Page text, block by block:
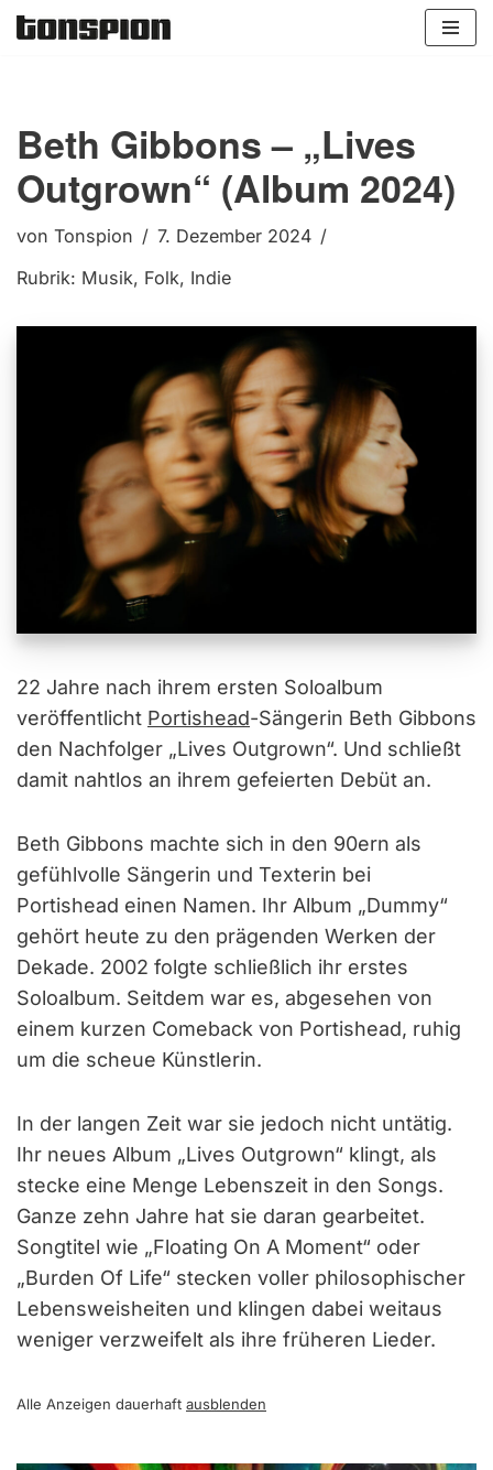
Beth Gibbons – „Lives
Outgrown“ (Album 2024)
von Tonspion
7. Dezember 2024
Rubrik: Musik, Folk, Indie
22 Jahre nach ihrem ersten Soloalbum
veröffentlicht Portishead-Sängerin Beth Gibbons
den Nachfolger „Lives Outgrown“. Und schließt
damit nahtlos an ihrem gefeierten Debüt an.
Beth Gibbons machte sich in den 90ern als
gefühlvolle Sängerin und Texterin bei
Portishead einen Namen. Ihr Album „Dummy“
gehört heute zu den prägenden Werken der
Dekade. 2002 folgte schließlich ihr erstes
Soloalbum. Seitdem war es, abgesehen von
einem kurzen Comeback von Portishead, ruhig
um die scheue Künstlerin.
In der langen Zeit war sie jedoch nicht untätig.
Ihr neues Album „Lives Outgrown“ klingt, als
stecke eine Menge Lebenszeit in den Songs.
Ganze zehn Jahre hat sie daran gearbeitet.
Songtitel wie „Floating On A Moment“ oder
„Burden Of Life“ stecken voller philosophischer
Lebensweisheiten und klingen dabei weitaus
weniger verzweifelt als ihre früheren Lieder.
Alle Anzeigen dauerhaft ausblenden